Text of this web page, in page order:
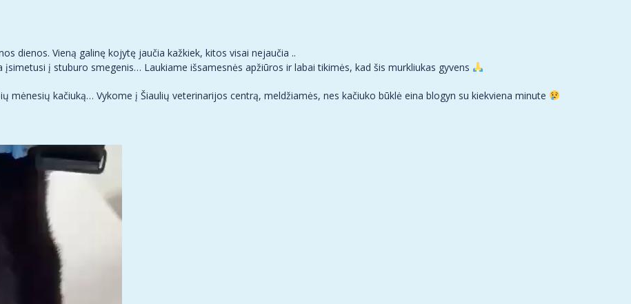
dienos. Vieną galinę kojytę jaučia kažkiek, kitos visai nejaučia ..
į stuburo smegenis… Laukiame išsamesnės apžiūros ir labai tikimės, kad šis murkliukas gyvens
mėnesių kačiuką… Vykome į Šiaulių veterinarijos centrą, meldžiamės, nes kačiuko būklė eina blogyn su kiekviena minute